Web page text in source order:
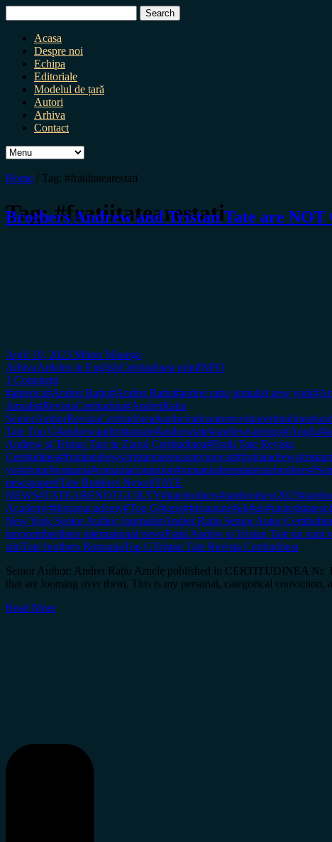
for:
Acasa
Despre noi
Echipa
Editoriale
Modelul de țară
Autori
Arhiva
Contact
Home / Tag: #fratiitatearestati
Tag:#fratiitatearestati
Brothers Andrew and Tristan Tate are
April 10, 2023 Miron Manega
ArhivaArticles in EnglishCertitudinea printINFO
1 Comment
#america#Andrei Rațiu#Andrei Ratiu#andrei ratiu jurnalist new york
JurnalistRevistaCertitudina#AndreiRatiu
SeniorAuthorRevistaCertitudinea#andreiratiuautorrevistacertitudinea
Tate Top G#andrewandtristantate#andrewtate#andrewtatetopg#Anglia
Andrew şi Tristan Tate in Ziarul Certitudinea#Fratii Tate Revista
Certitudinea#fratiiandrewsitristantatenusuntvinovati
york#onu#romania#romaniacoruption#romaniadeepstatetatebrothers
newspaper#Tate Brothers News#TATE
NEWS#TATEARENOTGUILTY#tatebrothers#tatebrothers2023
Academy#thetateacademy#Top G#topg#tristantate#uk#un
New York Senior Author JournalistAndrei Ratiu Senior Autor
innocentbrothers international newsFratii Andew si Tristan Tate nu sunt
stiriTate brothers RomaniaTop GTristan Tate Revista Certitudinea
Senior Author: Andrei Rațiu Article published in CERTITUDINEA Nr.
that are looming over them. This is my personal, categorical
Read More